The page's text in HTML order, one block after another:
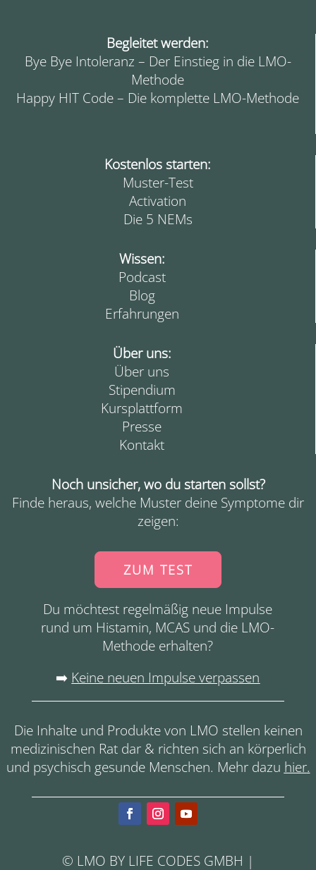
Begleitet werden:
Bye Bye Intoleranz – Der Einstieg in die LMO-
Methode
Happy HIT Code – Die komplette LMO-Methode
Kostenlos starten:
Muster-Test
Activation
Die 5 NEMs
Wissen:
Podcast
Blog
Erfahrungen
Über uns:
Über uns
Stipendium
Kursplattform
Presse
Kontakt
Noch unsicher, wo du starten sollst?
Finde heraus, welche Muster deine Symptome dir
zeigen:
ZUM TEST
Du möchtest regelmäßig neue Impulse
rund um Histamin, MCAS und die LMO-
Methode erhalten?
➡️ Keine neuen Impulse verpassen
Die Inhalte und Produkte von LMO stellen keinen
medizinischen Rat dar & richten sich an körperlich
und psychisch gesunde Menschen. Mehr dazu hier.
© LMO BY LIFE CODES GMBH |